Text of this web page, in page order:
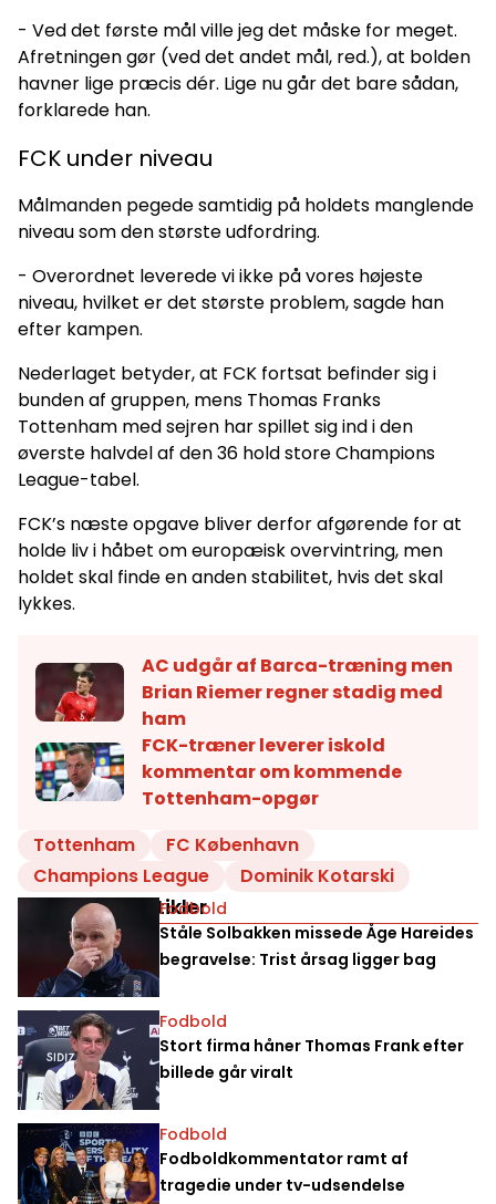
- Ved det første mål ville jeg det måske for meget.
Afretningen gør (ved det andet mål, red.), at bolden
havner lige præcis dér. Lige nu går det bare sådan,
forklarede han.
FCK under niveau
Målmanden pegede samtidig på holdets manglende
niveau som den største udfordring.
- Overordnet leverede vi ikke på vores højeste
niveau, hvilket er det største problem, sagde han
efter kampen.
Nederlaget betyder, at FCK fortsat befinder sig i
bunden af gruppen, mens Thomas Franks
Tottenham med sejren har spillet sig ind i den
øverste halvdel af den 36 hold store Champions
League-tabel.
FCK’s næste opgave bliver derfor afgørende for at
holde liv i håbet om europæisk overvintring, men
holdet skal finde en anden stabilitet, hvis det skal
lykkes.
AC udgår af Barca-træning men
Brian Riemer regner stadig med
ham
FCK-træner leverer iskold
kommentar om kommende
Tottenham-opgør
Tottenham
FC København
Champions League
Dominik Kotarski
Relaterede artikler
Fodbold
Ståle Solbakken missede Åge Hareides
begravelse: Trist årsag ligger bag
Fodbold
Stort firma håner Thomas Frank efter
billede går viralt
Fodbold
Fodboldkommentator ramt af
tragedie under tv-udsendelse